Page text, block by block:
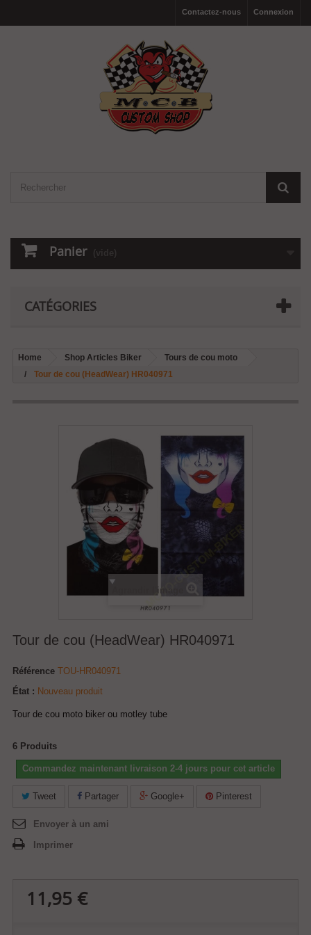
Connexion
Contactez-nous
Panier (vide)
CATÉGORIES
Home Shop Articles Biker
Tours de cou moto
Tour de cou (HeadWear) HR040971
Agrandir l'image
Tour de cou (HeadWear) HR040971
Référence TOU-HR040971
État : Nouveau produit
Tour de cou moto biker ou motley tube
6 Produits
Commandez maintenant livraison 2-4 jours pour cet article
Tweet Partager Google+ Pinterest
Envoyer à un ami
Imprimer
11,95 €